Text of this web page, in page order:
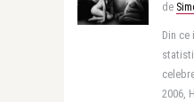
de
Din ce
2006,